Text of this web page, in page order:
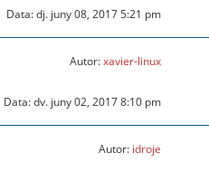
Data: dj. juny 08, 2017 5:21 pm
Autor:xavier-linux
Data: dv. juny 02, 2017 8:10 pm
Autor: idroje